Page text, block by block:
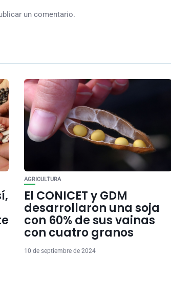
un comentario.
AGRICULTURA
El CONICET y GDM
desarrollaron una soja
con 60% de sus vainas
con cuatro granos
10 de septiembre de 2024